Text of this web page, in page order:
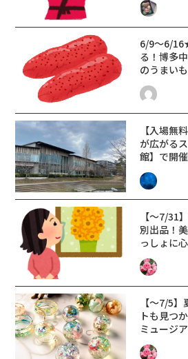
6/9〜6/
る！博多
のうまい
大津一里山
【入場無
が広がる
館】で開
＆映画会
【～7/31
別出品！
っしょに
堺市立文
ュシャ館
【～7/5
トも見つ
ミュージ
です。